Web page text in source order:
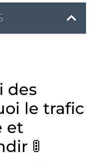
des
le trafic
et
🚦